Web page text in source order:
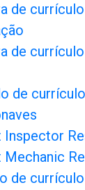
de
de
de
de